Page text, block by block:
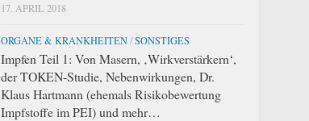
17. APRIL 2018
ORGANE & KRANKHEITEN/SONSTIGES
Impfen Teil 1: Von Masern, ‚Wirkverstärkern‘,
der TOKEN-Studie, Nebenwirkungen, Dr.
Klaus Hartmann (ehemals Risikobewertung
Impfstoffe im PEI) und mehr…